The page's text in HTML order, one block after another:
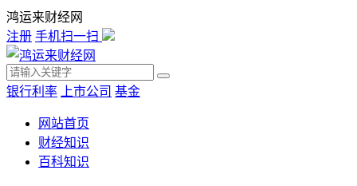
鸿运来财经网
注册 手机扫一扫
银行利率 上市公司 基金
网站首页
财经知识
百科知识